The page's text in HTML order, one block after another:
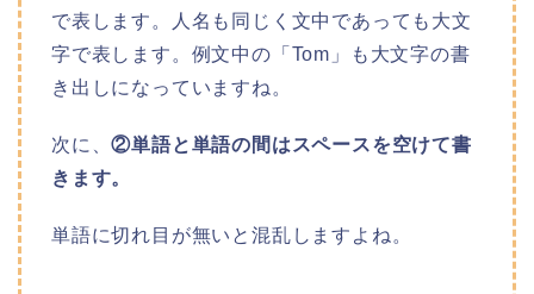
で表します。人名も同じく文中であっても大文
字で表します。例文中の「Tom」も大文字の書
き出しになっていますね。
次に、②単語と単語の間はスペースを空けて書
きます。
単語に切れ目が無いと混乱しますよね。